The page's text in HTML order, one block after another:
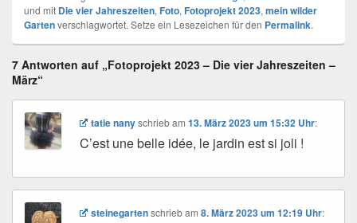
und mit Die vier Jahreszeiten, Foto, Fotoprojekt 2023, mein wilder
Gartenverschlagwortet. Setze ein Lesezeichen für den Permalink.
7 Antworten auf „Fotoprojekt 2023 – Die vier Jahreszeiten –
März“
tatie nanyschriebam13. März 2023 um 15:32 Uhr:
C’est une belle idée, le jardin est si joli !
steinegartenschriebam8. März 2023 um 12:19 Uhr: